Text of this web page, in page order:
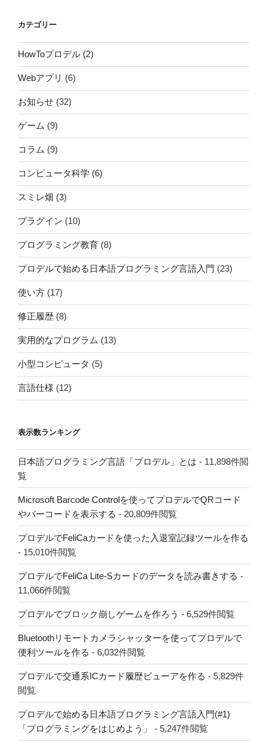
カテゴリー
HowToプロデル (2)
Webアプリ (6)
お知らせ (32)
ゲーム (9)
コラム (9)
コンピュータ科学 (6)
スミレ畑 (3)
プラグイン (10)
プログラミング教育 (8)
プロデルで始める日本語プログラミング言語入門 (23)
使い方 (17)
修正履歴 (8)
実用的なプログラム (13)
小型コンピュータ (5)
言語仕様 (12)
表示数ランキング
日本語プログラミング言語「プロデル」とは - 11,898件閲
覧
Microsoft Barcode Controlを使ってプロデルでQRコード
やバーコードを表示する - 20,809件閲覧
プロデルでFeliCaカードを使った入退室記録ツールを作る
- 15,010件閲覧
プロデルでFeliCa Lite-Sカードのデータを読み書きする -
11,066件閲覧
プロデルでブロック崩しゲームを作ろう - 6,529件閲覧
Bluetoothリモートカメラシャッターを使ってプロデルで
便利ツールを作る - 6,032件閲覧
プロデルで交通系ICカード履歴ビューアを作る - 5,829件
閲覧
プロデルで始める日本語プログラミング言語入門(#1)
「プログラミングをはじめよう」
- 5,247件閲覧